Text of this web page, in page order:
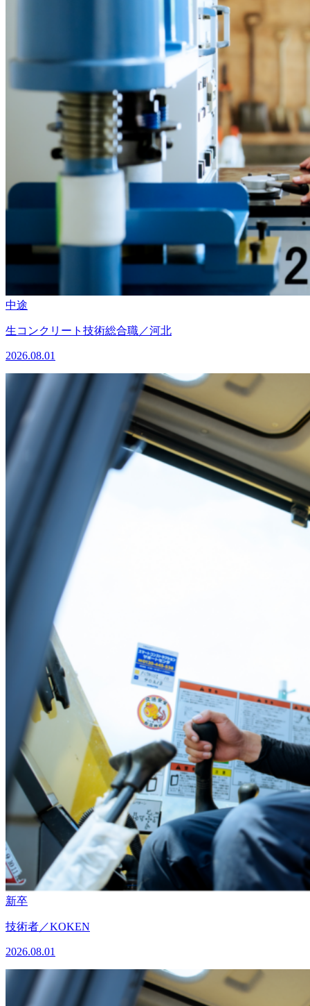
中途
生コンクリート技術総合職／河北
2026.08.01
新卒
技術者／KOKEN
2026.08.01